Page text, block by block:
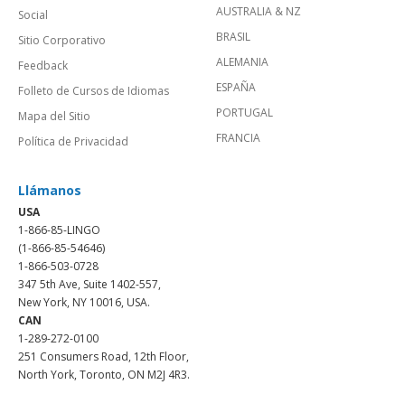
Social
Sitio Corporativo
Feedback
Folleto de Cursos de Idiomas
Mapa del Sitio
Política de Privacidad
AUSTRALIA & NZ
BRASIL
ALEMANIA
ESPAÑA
PORTUGAL
FRANCIA
Llámanos
USA
1-866-85-LINGO
(1-866-85-54646)
1-866-503-0728
347 5th Ave, Suite 1402-557,
New York, NY 10016, USA.
CAN
1-289-272-0100
251 Consumers Road, 12th Floor,
North York, Toronto, ON M2J 4R3.